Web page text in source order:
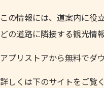
この情報には、道案内に役
どの道路に隣接する観光情
アプリストアから無料でダ
詳しくは下のサイトをご覧